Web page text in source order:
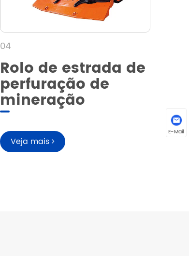
04
Rolo de estrada de
perfuração de
mineração
Veja mais
E-Mail